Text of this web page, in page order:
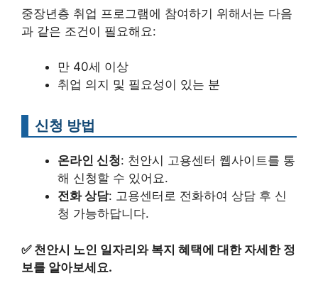
중장년층 취업 프로그램에 참여하기 위해서는 다음
과 같은 조건이 필요해요:
만 40세 이상
취업 의지 및 필요성이 있는 분
신청 방법
온라인 신청: 천안시 고용센터 웹사이트를 통
해 신청할 수 있어요.
전화 상담: 고용센터로 전화하여 상담 후 신
청 가능하답니다.
✅ 천안시 노인 일자리와 복지 혜택에 대한 자세한 정
보를 알아보세요.